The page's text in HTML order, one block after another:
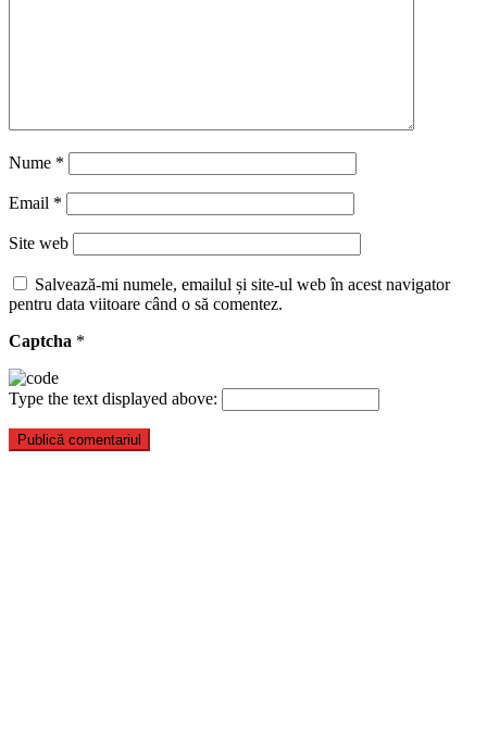
Nume *
Email *
Site web
Salvează-mi numele, emailul și site-ul web în acest navigator
pentru data viitoare când o să comentez.
Captcha *
Type the text displayed above: